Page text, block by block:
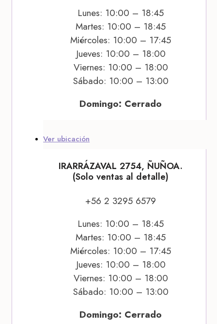
Lunes: 10:00 – 18:45
Martes: 10:00 – 18:45
Miércoles: 10:00 – 17:45
Jueves: 10:00 – 18:00
Viernes: 10:00 – 18:00
Sábado: 10:00 – 13:00
Domingo: Cerrado
Ver ubicación
IRARRÁZAVAL 2754, ÑUÑOA.
(Solo ventas al detalle)
+56 2 3295 6579
Lunes: 10:00 – 18:45
Martes: 10:00 – 18:45
Miércoles: 10:00 – 17:45
Jueves: 10:00 – 18:00
Viernes: 10:00 – 18:00
Sábado: 10:00 – 13:00
Domingo: Cerrado